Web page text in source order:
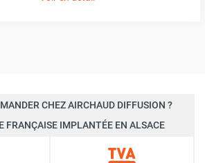
CHEZ AIRCHAUD DIFFUSION ?
FRANÇAISE IMPLANTÉE EN ALSACE